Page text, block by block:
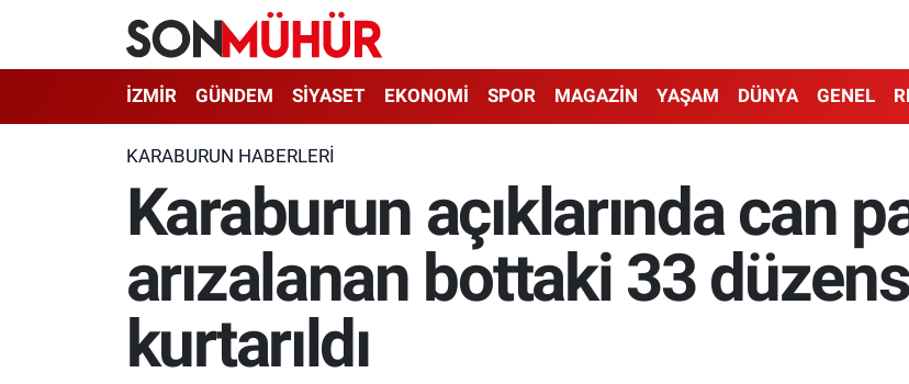
İZMİR GÜNDEM SİYASET EKONOMİ SPOR MAGAZİN YAŞAM DÜNYA GENEL
KARABURUN HABERLERI
Karaburun açıklarında can
arızalanan bottaki 33
kurtarıldı
İzmir Nöbetçi Eczaneler
İzmir Namaz Vakitleri
İzmir Trafik Yoğunluk Haritası
Süper Lig Puan Durumu ve Fikstür
Tüm Manşetler